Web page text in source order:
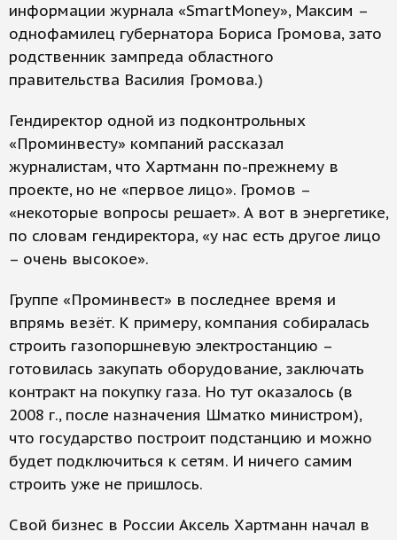
информации журнала «SmartМoney», Максим –
однофамилец губернатора Бориса Громова, зато
родственник зампреда областного
правительства Василия Громова.)
Гендиректор одной из подконтрольных
«Проминвесту» компаний рассказал
журналистам, что Хартманн по-прежнему в
проекте, но не «первое лицо». Громов –
«некоторые вопросы решает». А вот в энергетике,
по словам гендиректора, «у нас есть другое лицо
– очень высокое».
Группе «Проминвест» в последнее время и
впрямь везёт. К примеру, компания собиралась
строить газопоршневую электростанцию –
готовилась закупать оборудование, заключать
контракт на покупку газа. Но тут оказалось (в
2008 г., после назначения Шматко министром),
что государство построит подстанцию и можно
будет подключиться к сетям. И ничего самим
строить уже не пришлось.
Свой бизнес в России Аксель Хартманн начал в